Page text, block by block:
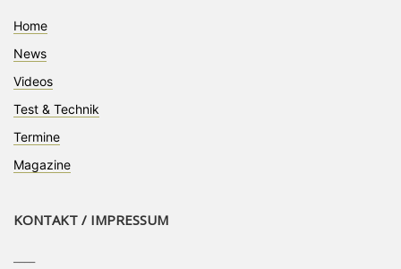
Home
News
Videos
Test & Technik
Termine
Magazine
KONTAKT / IMPRESSUM